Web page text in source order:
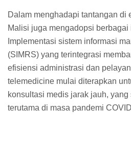
Dalam menghadapi tantangan di
Malisi juga mengadopsi
Implementasi sistem informasi
(SIMRS) yang terintegrasi
efisiensi administrasi dan
telemedicine mulai diterapkan
konsultasi medis jarak jauh, yang
terutama di masa pandemi